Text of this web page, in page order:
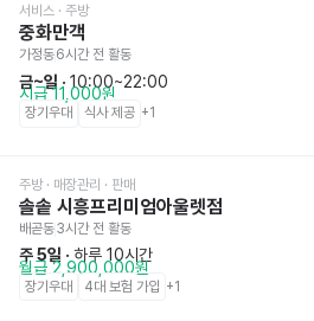
서비스 · 주방
중화만객
가정동6시간 전 활동
금~일 · 10:00~22:00
시급 11,000원
장기우대 식사 제공 +1
주방 · 매장관리 · 판매
솔솥 시흥프리미엄아울렛점
배곧동3시간 전 활동
주 5일 · 하루 10시간
월급 2,900,000원
장기우대 4대 보험 가입 +1